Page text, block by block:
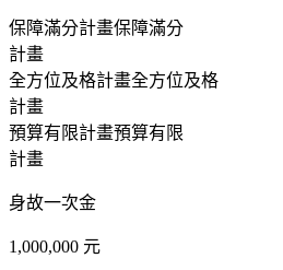
保障滿分計畫保障滿分
計畫
全方位及格計畫全方位及格
計畫
預算有限計畫預算有限
計畫
身故一次金
1,000,000 元